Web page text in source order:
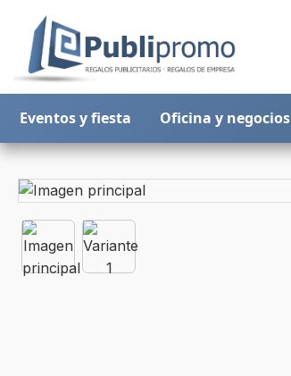
Eventos y fiesta Oficina y negocios